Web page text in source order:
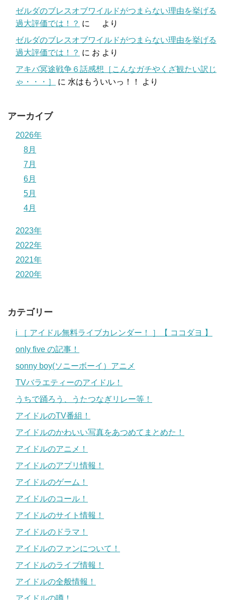
ゼルダのブレスオブワイルドがつまらない理由を挙げる
過大評価では！？ に
より
ゼルダのブレスオブワイルドがつまらない理由を挙げる
過大評価では！？ に お より
アキバ冥途戦争６話感想［こんなガチやくざ観たい訳じ
ゃ・・・］
に 水はもういいっ！！ より
アーカイブ
2026年
8月
7月
6月
5月
4月
2023年
2022年
2021年
2020年
カテゴリー
i ［ アイドル無料ライブカレンダー！ ］【 ココダヨ 】
only five の記事！
sonny boy(ソニーボーイ）アニメ
TVバラエティーのアイドル！
うちで踊ろう、うたつなぎリレー等！
アイドルのTV番組！
アイドルのかわいい写真をあつめてまとめた！
アイドルのアニメ！
アイドルのアプリ情報！
アイドルのゲーム！
アイドルのコール！
アイドルのサイト情報！
アイドルのドラマ！
アイドルのファンについて！
アイドルのライブ情報！
アイドルの全般情報！
アイドルの噂！